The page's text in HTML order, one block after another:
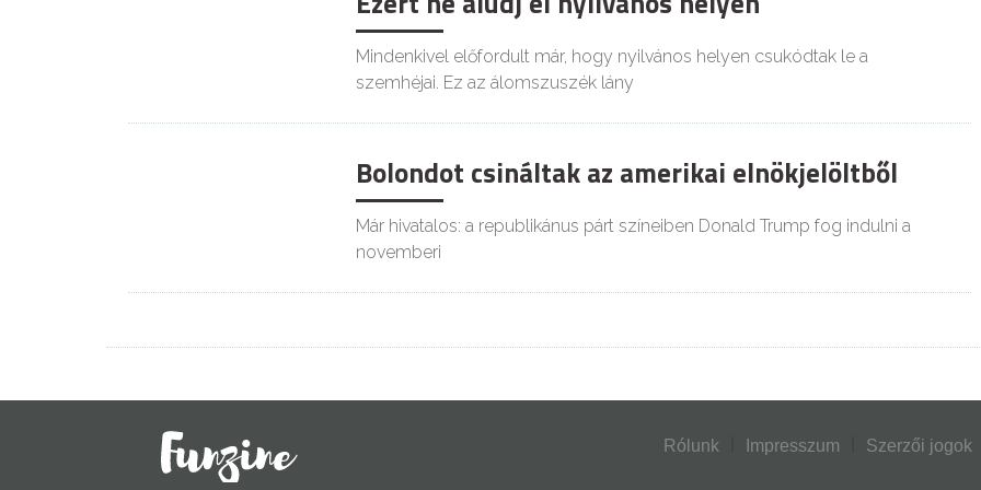
Mindenkivel előfordult már, hogy nyilvános helyen csukódtak le a
szemhéjai. Ez az álomszuszék lány
Bolondot csináltak az amerikai elnökjelöltből
Már hivatalos: a republikánus párt színeiben Donald Trump fog indulni a
novemberi
Rólunk Impresszum Szerzői jogok